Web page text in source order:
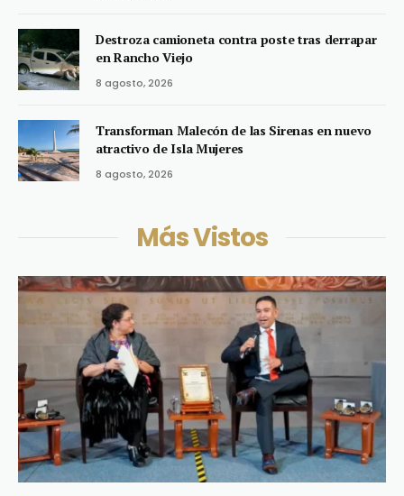
Destroza camioneta contra poste tras derrapar
en Rancho Viejo
8 agosto, 2026
Transforman Malecón de las Sirenas en nuevo
atractivo de Isla Mujeres
8 agosto, 2026
Más Vistos